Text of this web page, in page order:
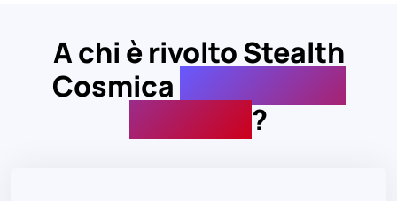
A chi è rivolto Stealth
Cosmica
?